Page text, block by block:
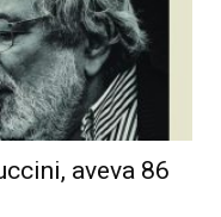
aveva 86